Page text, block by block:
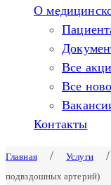
О
Все
Все
Контакты
Главная / Услуги /
подвздошных артерий)